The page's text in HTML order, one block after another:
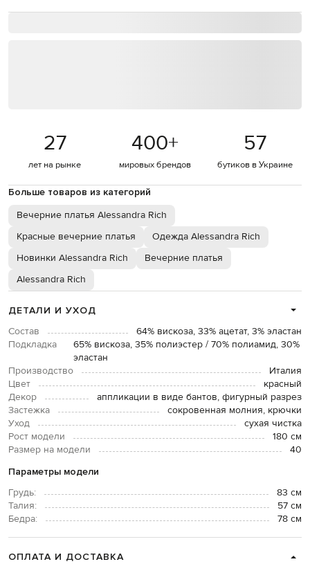
27
лет на рынке
400+
мировых брендов
57
бутиков в Украине
Больше товаров из категорий
Вечерние платья Alessandra Rich
Красные вечерние платья
Одежда Alessandra Rich
Новинки Alessandra Rich
Вечерние платья
Alessandra Rich
ДЕТАЛИ И УХОД
Состав
64% вискоза, 33% ацетат, 3% эластан
Подкладка
65% вискоза, 35% полиэстер / 70% полиамид, 30%
эластан
Производство
Италия
Цвет
красный
Декор
аппликации в виде бантов, фигурный разрез
Застежка
сокровенная молния, крючки
Уход
сухая чистка
Рост модели
180 см
Размер на модели
40
Параметры модели
Грудь:
83 см
Талия:
57 см
Бедра:
78 см
ОПЛАТА И ДОСТАВКА